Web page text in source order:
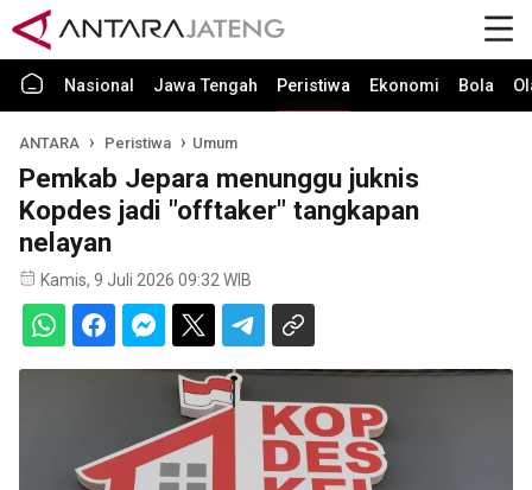
Nasional Jawa Tengah Peristiwa Ekonomi Bola
ANTARA Peristiwa Umum
Pemkab Jepara menunggu juknis
Kopdes jadi "offtaker" tangkapan
nelayan
Kamis, 9 Juli 2026 09:32 WIB